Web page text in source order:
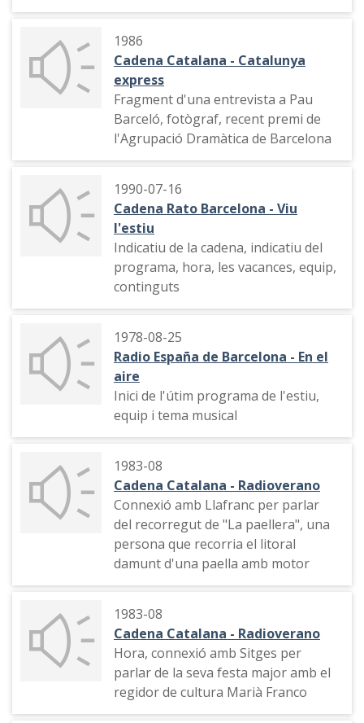
aventura", els esports, concurs "La
borsa sona", espai de salut,
"Incunables"
1986
Cadena Catalana - Catalunya
express
Fragment d'una entrevista a Pau
Barceló, fotògraf, recent premi de
l'Agrupació Dramàtica de Barcelona
1990-07-16
Cadena Rato Barcelona - Viu
l'estiu
Indicatiu de la cadena, indicatiu del
programa, hora, les vacances, equip,
continguts
1978-08-25
Radio España de Barcelona - En el
aire
Inici de l'útim programa de l'estiu,
equip i tema musical
1983-08
Cadena Catalana - Radioverano
Connexió amb Llafranc per parlar
del recorregut de "La paellera", una
persona que recorria el litoral
damunt d'una paella amb motor
1983-08
Cadena Catalana - Radioverano
Hora, connexió amb Sitges per
parlar de la seva festa major amb el
regidor de cultura Marià Franco